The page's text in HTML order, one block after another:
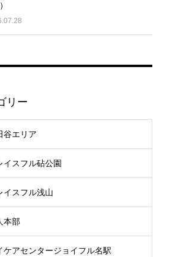
リー
谷エリア
イスフル砧公園
イスフル浅山
本部
ケアセンタージョイフル名駅